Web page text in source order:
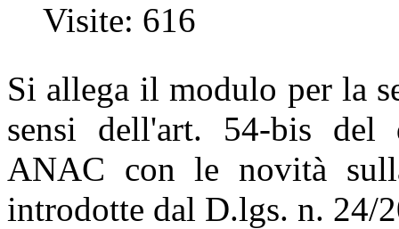
Visite: 616
Si allega il modulo per la
sensi dell'art. 54-bis del
ANAC con le novità
introdotte dal D.lgs. n. 24/